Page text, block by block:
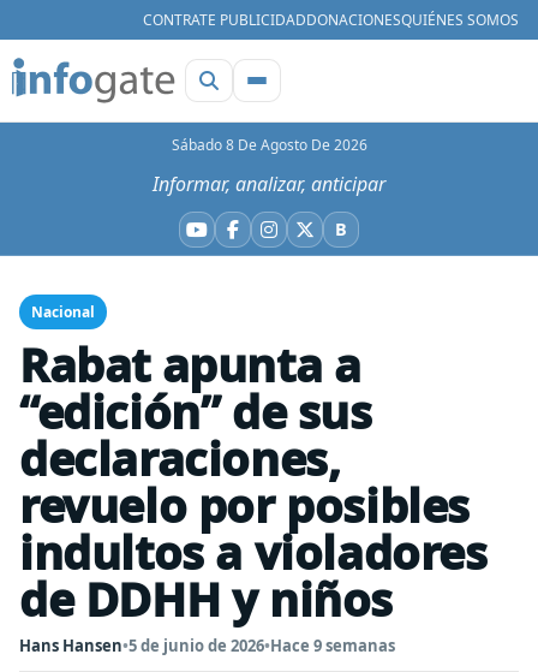
CONTRATE PUBLICIDADDONACIONESQUIÉNES SOMOS
Sábado 8 De Agosto De 2026
Informar, analizar, anticipar
YouTube
Facebook
Instagram
X BBluesky
Nacional
Rabat apunta a
“edición” de sus
declaraciones,
revuelo por posibles
indultos a violadores
de DDHH y niños
Hans Hansen•5 de junio de 2026•Hace 9 semanas